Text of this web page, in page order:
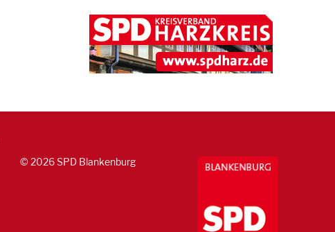
© 2026 SPD Blankenburg